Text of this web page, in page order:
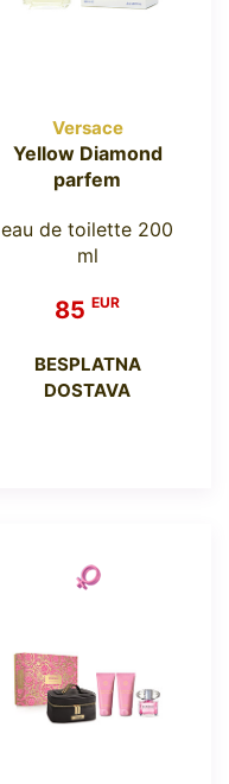
Versace
Yellow Diamond
parfem
eau de toilette 200
ml
85 EUR
BESPLATNA
DOSTAVA